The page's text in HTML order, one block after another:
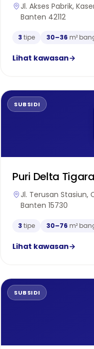
Jl. Akses Pabrik,
Banten 42112
3 tipe 30–36 m²
Lihat kawasan→
SUBSIDI
Puri Delta
Jl. Terusan Stasiun,
Banten 15730
3 tipe 30–76 m²
Lihat kawasan→
SUBSIDI